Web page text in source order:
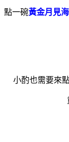
點一碗黃金月見
小酌也需要來